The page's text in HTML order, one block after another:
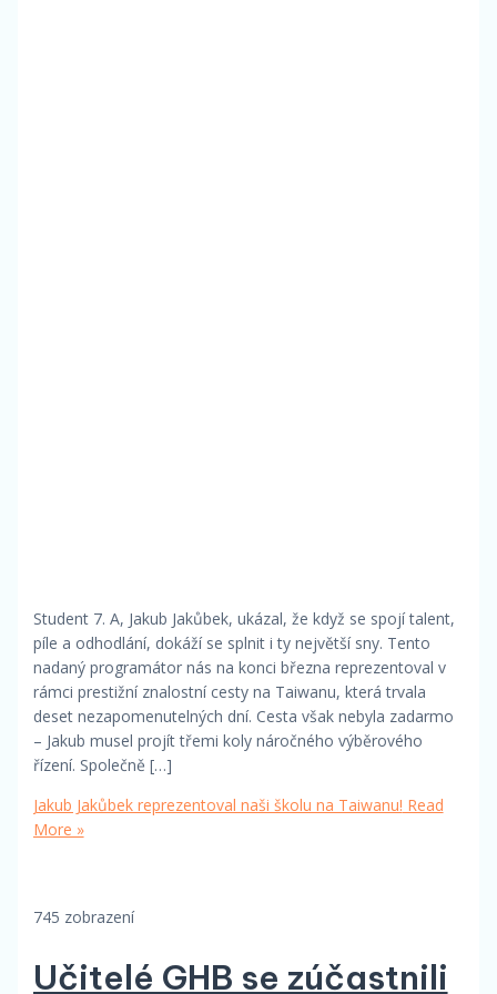
Student 7. A, Jakub Jakůbek, ukázal, že když se spojí talent,
píle a odhodlání, dokáží se splnit i ty největší sny. Tento
nadaný programátor nás na konci března reprezentoval v
rámci prestižní znalostní cesty na Taiwanu, která trvala
deset nezapomenutelných dní. Cesta však nebyla zadarmo
– Jakub musel projít třemi koly náročného výběrového
řízení. Společně […]
Jakub Jakůbek reprezentoval naši školu na Taiwanu! Read
More »
745 zobrazení
Učitelé GHB se zúčastnili